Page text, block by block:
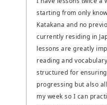
starting from only
Katakana and no
currently residing in
lessons are greatly
reading and
structured for
progressing but also
my week so I can